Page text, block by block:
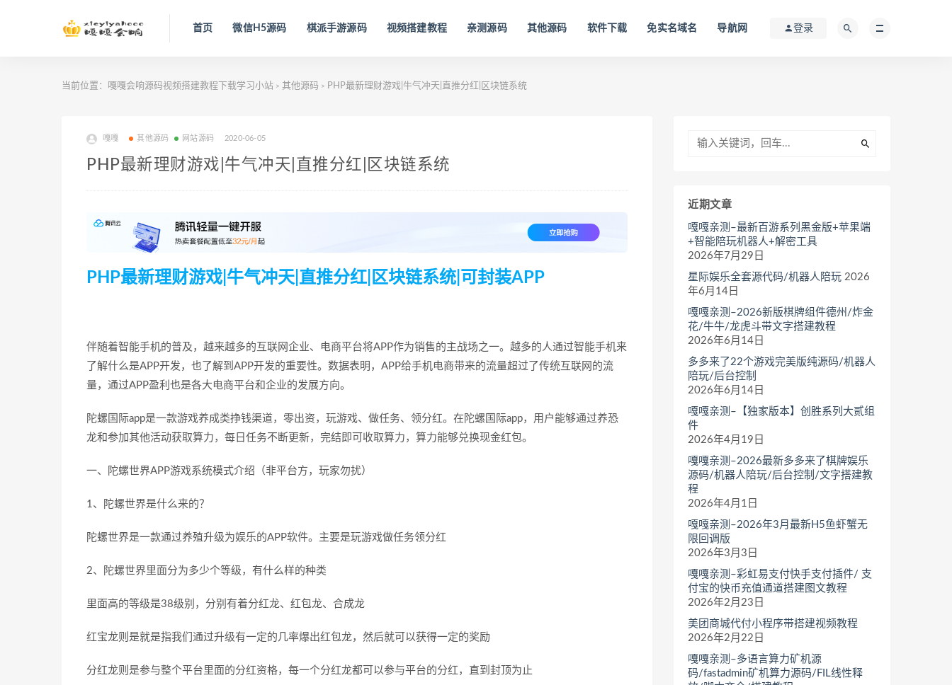
首页 微信H5源码 棋派手游源码 视频搭建教程 亲测源码 其他源码 软件下载 免实名域名 导航网 登录
当前位置： 嘎嘎会响源码视频搭建教程下载学习小站 > 其他源码 > PHP最新理财游戏|牛气冲天|直推分红|区块链系统
嘎嘎 其他源码 网站源码 2020-06-05
PHP最新理财游戏|牛气冲天|直推分红|区块链系统
PHP最新理财游戏|牛气冲天|直推分红|区块链系统|可封装APP
伴随着智能手机的普及，越来越多的互联网企业、电商平台将APP作为销售的主战场之一。越多的人通过智能手机来
了解什么是APP开发，也了解到APP开发的重要性。数据表明，APP给手机电商带来的流量超过了传统互联网的流
量，通过APP盈利也是各大电商平台和企业的发展方向。
陀螺国际app是一款游戏养成类挣钱渠道，零出资，玩游戏、做任务、领分红。在陀螺国际app，用户能够通过养恐
龙和参加其他活动获取算力，每日任务不断更新，完结即可收取算力，算力能够兑换现金红包。
一、陀螺世界APP游戏系统模式介绍（非平台方，玩家勿扰）
1、陀螺世界是什么来的？
陀螺世界是一款通过养殖升级为娱乐的APP软件。主要是玩游戏做任务领分红
2、陀螺世界里面分为多少个等级，有什么样的种类
里面高的等级是38级别，分别有着分红龙、红包龙、合成龙
红宝龙则是就是指我们通过升级有一定的几率爆出红包龙，然后就可以获得一定的奖励
分红龙则是参与整个平台里面的分红资格，每一个分红龙都可以参与平台的分红，直到封顶为止
近期文章
嘎嘎亲测–最新百游系列黑金版+苹果端
+智能陪玩机器人+解密工具
2026年7月29日
星际娱乐全套源代码/机器人陪玩 2026
年6月14日
嘎嘎亲测–2026新版棋牌组件德州/炸金
花/牛牛/龙虎斗带文字搭建教程
2026年6月14日
多多来了22个游戏完美版纯源码/机器人
陪玩/后台控制
2026年6月14日
嘎嘎亲测–【独家版本】创胜系列大贰组
件
2026年4月19日
嘎嘎亲测–2026最新多多来了棋牌娱乐
源码/机器人陪玩/后台控制/文字搭建教
程
2026年4月1日
嘎嘎亲测–2026年3月最新H5鱼虾蟹无
限回调版
2026年3月3日
嘎嘎亲测–彩虹易支付快手支付插件/ 支
付宝的快币充值通道搭建图文教程
2026年2月23日
美团商城代付小程序带搭建视频教程
2026年2月22日
嘎嘎亲测–多语言算力矿机源
码/fastadmin矿机算力源码/FIL线性释